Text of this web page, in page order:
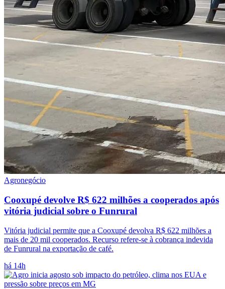
Agronegócio
Cooxupé devolve R$ 622 milhões a cooperados após
vitória judicial sobre o Funrural
Vitória judicial permite que a Cooxupé devolva R$ 622 milhões a
mais de 20 mil cooperados. Recurso refere-se à cobrança indevida
de Funrural na exportação de café.
há 14h